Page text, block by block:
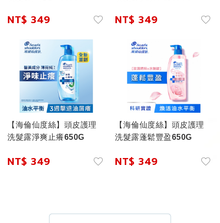
NT$ 349 NT$ 349
【海倫仙度絲】頭皮護理
洗髮露淨爽止癢650G
NT$ 349
【海倫仙度絲】頭皮護理
洗髮露蓬鬆豐盈650G
NT$ 349